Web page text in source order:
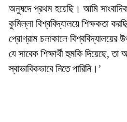
অনুষদে প্রথম হয়েছি। আমি
কুমিল্লা বিশ্ববিদ্যালয়ে শিক্ষকতা
প্রোগ্রাম চলাকালে বিশ্ববিদ্যালয়ের
যে সাবেক শিক্ষার্থী হুমকি দিয়েছে,
স্বাভাবিকভাবে নিতে পারিনি।’